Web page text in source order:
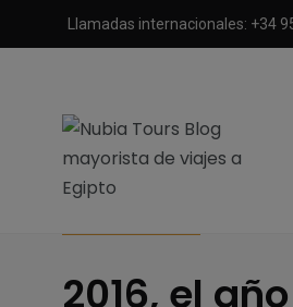
Llamadas internacionales: +34
2016, el